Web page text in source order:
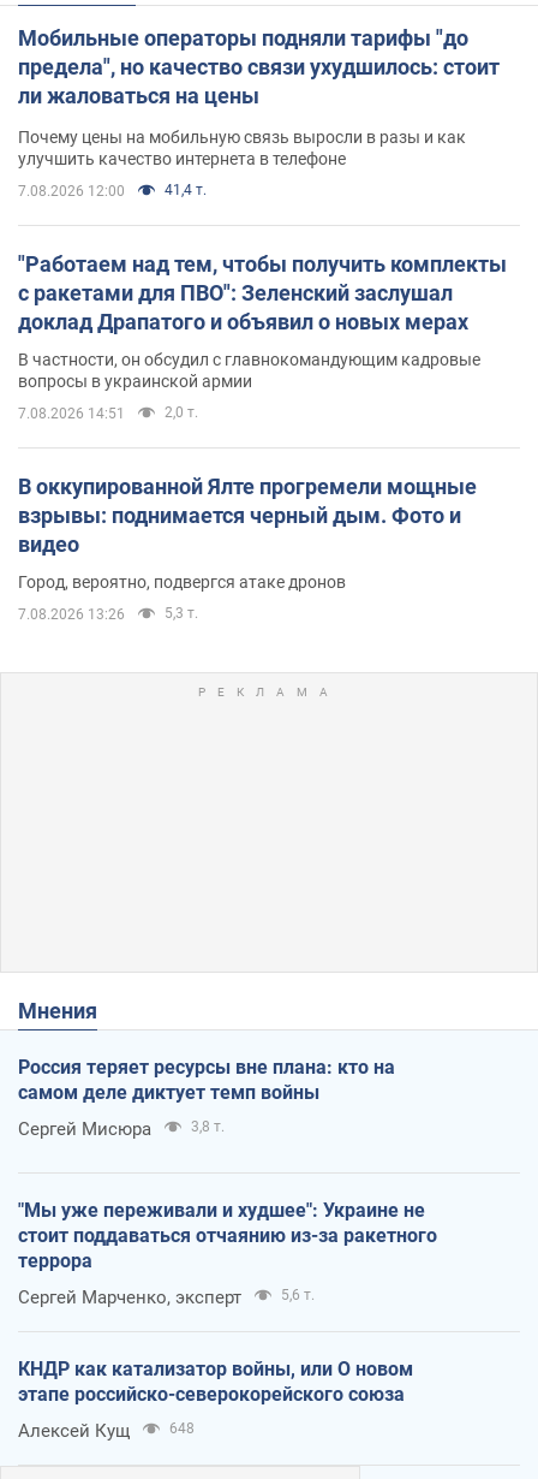
Мобильные операторы подняли тарифы "до
предела", но качество связи ухудшилось: стоит
ли жаловаться на цены
Почему цены на мобильную связь выросли в разы и как
улучшить качество интернета в телефоне
7.08.2026 12:00 41,4 т.
"Работаем над тем, чтобы получить комплекты
с ракетами для ПВО": Зеленский заслушал
доклад Драпатого и объявил о новых мерах
В частности, он обсудил с главнокомандующим кадровые
вопросы в украинской армии
7.08.2026 14:51 2,0 т.
В оккупированной Ялте прогремели мощные
взрывы: поднимается черный дым. Фото и
видео
Город, вероятно, подвергся атаке дронов
7.08.2026 13:26 5,3 т.
Мнения
Россия теряет ресурсы вне плана: кто на
самом деле диктует темп войны
Сергей Мисюра 3,8 т.
"Мы уже переживали и худшее": Украине не
стоит поддаваться отчаянию из-за ракетного
террора
Сергей Марченко, эксперт 5,6 т.
КНДР как катализатор войны, или О новом
этапе российско-северокорейского союза
Алексей Кущ 648